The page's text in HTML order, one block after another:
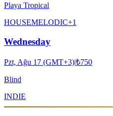
Playa Tropical
HOUSEMELODIC+1
Wednesday
Pzt, Ağu 17 (GMT+3)|₺750
Blind
INDIE